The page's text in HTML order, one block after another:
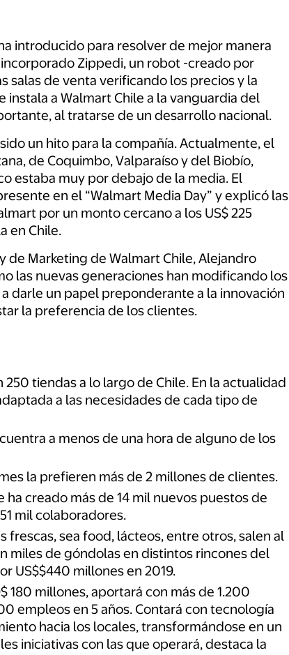
introducido para resolver de mejor manera
Zippedi, un robot -creado por
de venta verificando los precios y la
a Walmart Chile a la vanguardia del
al tratarse de un desarrollo nacional.
un hito para la compañía. Actualmente, el
de Coquimbo, Valparaíso y del Biobío,
estaba muy por debajo de la media. El
en el “Walmart Media Day” y explicó las
por un monto cercano a los US$ 225
en Chile.
de Marketing de Walmart Chile, Alejandro
las nuevas generaciones han modificando los
darle un papel preponderante a la innovación
la preferencia de los clientes.
tiendas a lo largo de Chile. En la actualidad
a las necesidades de cada tipo de
a menos de una hora de alguno de los
la prefieren más de 2 millones de clientes.
ha creado más de 14 mil nuevos puestos de
mil colaboradores.
frescas, sea food, lácteos, entre otros, salen al
miles de góndolas en distintos rincones del
US$$440 millones en 2019.
180 millones, aportará con más de 1.200
empleos en 5 años. Contará con tecnología
hacia los locales, transformándose en un
iniciativas con las que operará, destaca la